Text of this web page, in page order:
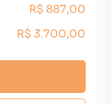
R$ 887,00
R$ 3.700,00